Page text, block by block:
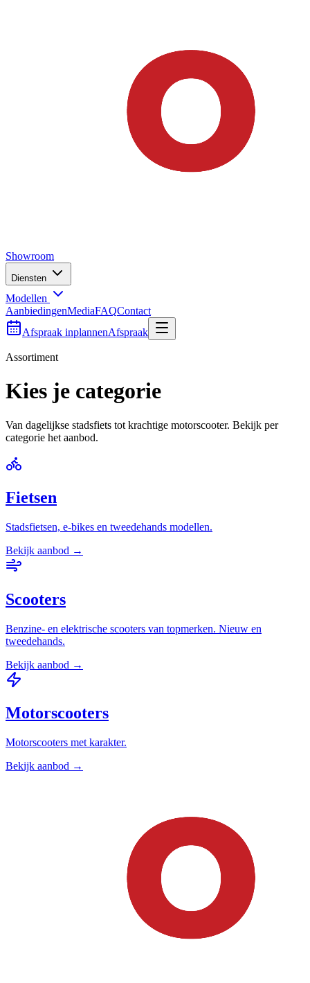
Showroom
Diensten
Modellen
AanbiedingenMediaFAQContact
Afspraak inplannenAfspraak
Assortiment
Kies je categorie
Van dagelijkse stadsfiets tot krachtige motorscooter. Bekijk per
categorie het aanbod.
Fietsen
Stadsfietsen, e-bikes en tweedehands modellen.
Bekijk aanbod →
Scooters
Benzine- en elektrische scooters van topmerken. Nieuw en
tweedehands.
Bekijk aanbod →
Motorscooters
Motorscooters met karakter.
Bekijk aanbod →